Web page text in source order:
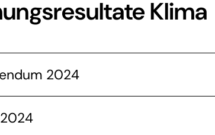
Klima
2024